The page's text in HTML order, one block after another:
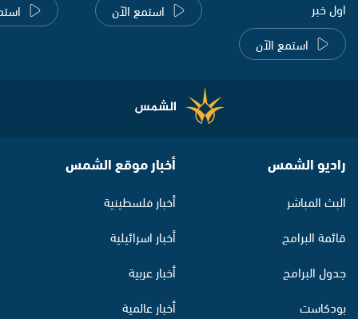
اول خبر
استمع الآن
استمع الآن
راديو الشمس
البث المباشر
قائمة البرامج
جدول البرامج
بودكاست
أخبار موقع الشمس
أخبار فلسطينية
أخبار اسرائيلية
أخبار عربية
أخبار عالمية